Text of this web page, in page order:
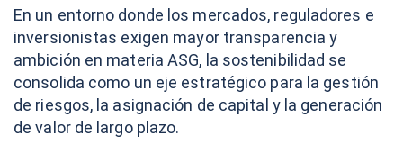
En un entorno donde los mercados, reguladores e
inversionistas exigen mayor transparencia y
ambición en materia ASG, la sostenibilidad se
consolida como un eje estratégico para la gestión
de riesgos, la asignación de capital y la generación
de valor de largo plazo.